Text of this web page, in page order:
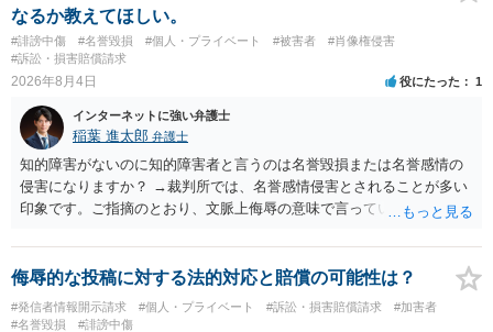
なるか教えてほしい。
#誹謗中傷 #名誉毀損 #個人・プライベート #被害者
#肖像権侵害
#訴訟・損害賠償請求
2026年8月4日 役にたった 1
インターネットに強い弁護士
稲葉 進太郎 弁護士
知的障害がないのに知的障害者と言うのは名誉毀損または名誉感情の
侵害になりますか？ →裁判所では、名誉感情侵害とされることが多い
印象です。ご指摘のとおり、文脈上侮辱の意味で言っている点も加味
侮辱的な投稿に対する法的対応と賠償の可能性は？
#発信者情報開示請求 #個人・プライベート #訴訟・損害賠償請求
#加害者
#名誉毀損
#誹謗中傷